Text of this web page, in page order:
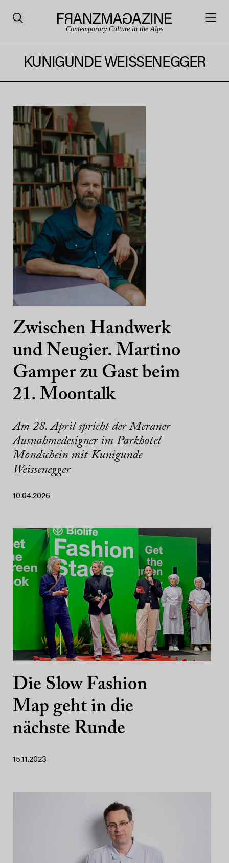
Contemporary Culture in the Alps
KUNIGUNDE WEISSENEGGER
Zwischen Handwerk
und Neugier. Martino
Gamper zu Gast beim
21. Moontalk
Am 28. April spricht der Meraner
Ausnahmedesigner im Parkhotel
Mondschein mit Kunigunde
Weissenegger
10.04.2026
Die Slow Fashion
Map geht in die
nächste Runde
15.11.2023